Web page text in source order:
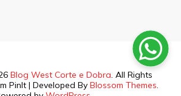
Blog West Corte e Dobra. All Rights
PinIt | Developed By Blossom Themes.